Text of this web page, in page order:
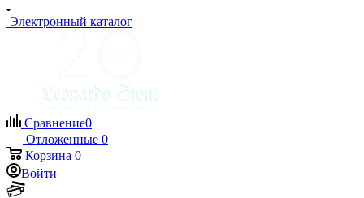
Электронный каталог
Сравнение0
Отложенные 0
Корзина 0
Войти